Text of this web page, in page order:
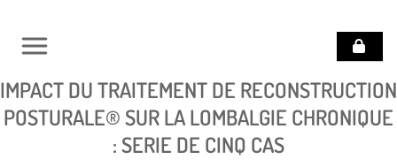
POURQUOI SE
SOIGNER AVEC LA
RECONSTRUCTION
IMPACT DU TRAITEMENT DE RECONSTRUCTION
POSTURALE® SUR LA LOMBALGIE CHRONIQUE
: SERIE DE CINQ CAS